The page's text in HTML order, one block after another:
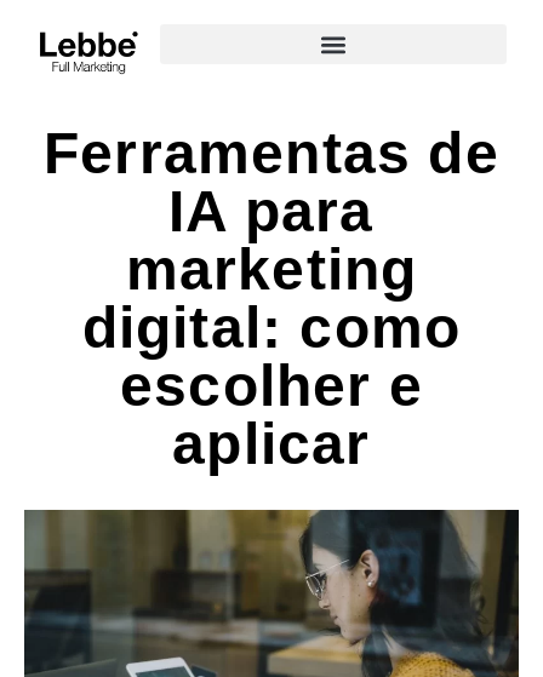
Ferramentas de
IA para
marketing
digital: como
escolher e
aplicar